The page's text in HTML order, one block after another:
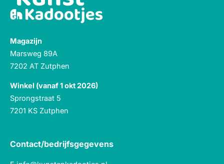
Magazijn
Marsweg 89A
7202 AT Zutphen
Winkel (vanaf 1 okt 2026)
Sprongstraat 5
7201 KS Zutphen
Contact/bedrijfsgegevens